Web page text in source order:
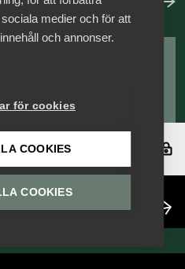
till vår digitala
medier och för att
och annonser.
för cookies
COOKIES
COOKIES